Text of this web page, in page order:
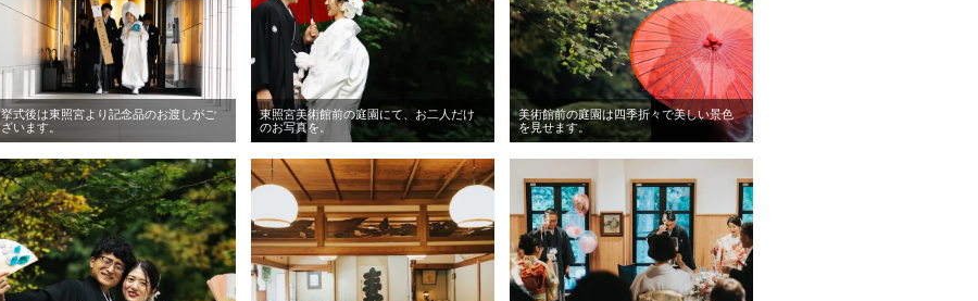
挙式後は東照宮より記念品のお渡しがご
ざいます。
東照宮美術館前の庭園にて、お二人だけ
のお写真を。
美術館前の庭園は四季折々で美しい景色
を見せます。